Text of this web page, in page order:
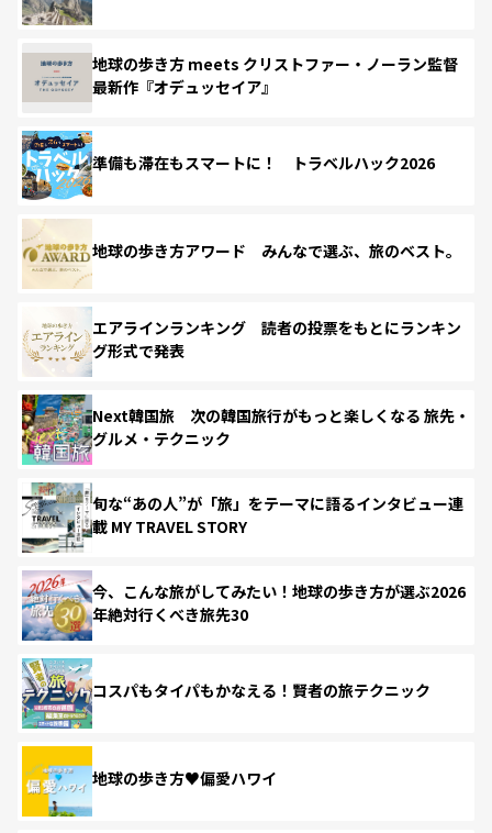
地球の歩き方 meets クリストファー・ノーラン監督
最新作『オデュッセイア』
準備も滞在もスマートに！ トラベルハック2026
地球の歩き方アワード みんなで選ぶ、旅のベスト。
エアラインランキング 読者の投票をもとにランキン
グ形式で発表
Next韓国旅 次の韓国旅行がもっと楽しくなる 旅先・
グルメ・テクニック
旬な“あの人”が「旅」をテーマに語るインタビュー連
載 MY TRAVEL STORY
今、こんな旅がしてみたい！地球の歩き方が選ぶ2026
年絶対行くべき旅先30
コスパもタイパもかなえる！賢者の旅テクニック
地球の歩き方♥偏愛ハワイ